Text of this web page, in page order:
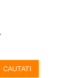
CAUTATI